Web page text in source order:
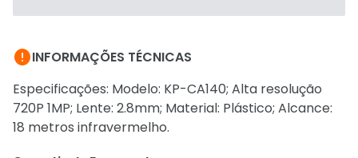
INFORMAÇÕES TÉCNICAS
Especificações: Modelo: KP-CA140; Alta resolução
720P 1MP; Lente: 2.8mm; Material: Plástico; Alcance:
18 metros infravermelho.